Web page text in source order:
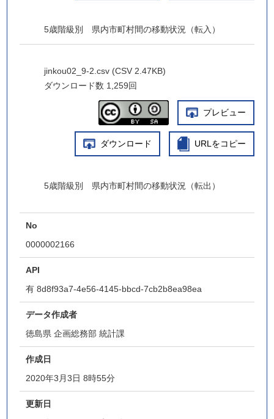
5歳階級別 県内市町村間の移動状況（転入）
jinkou02_9-2.csv (CSV 2.47KB)
ダウンロード数 1,259回
プレビュー
ダウンロード URLをコピー
5歳階級別 県内市町村間の移動状況（転出）
No
0000002166
API
有 8d8f93a7-4e56-4145-bbcd-7cb2b8ea98ea
データ作成者
徳島県 企画総務部 統計課
作成日
2020年3月3日 8時55分
更新日